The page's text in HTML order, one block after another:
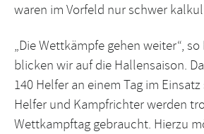
waren im Vorfeld nur schwer
„Die Wettkämpfe gehen weiter“,
blicken wir auf die Hallensaison.
140 Helfer an einem Tag im
Helfer und Kampfrichter werden
Wettkampftag gebraucht. Hierzu